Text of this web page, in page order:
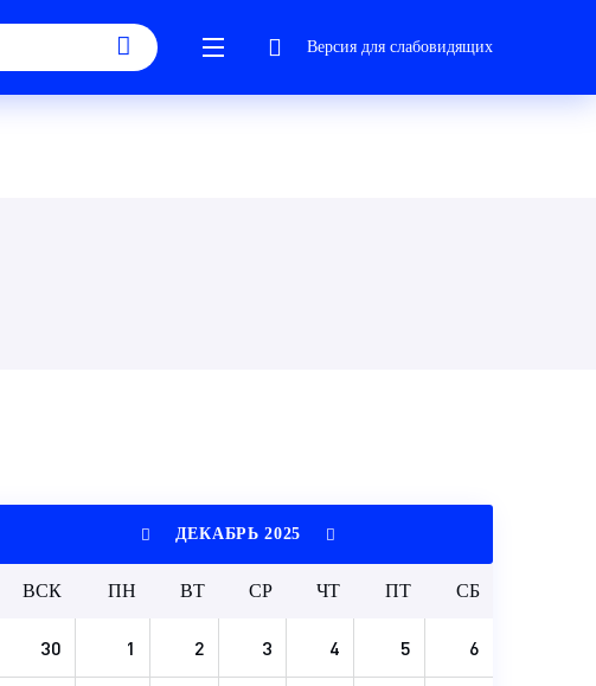
Версия для слабовидящих
ДЕКАБРЬ 2025
ВСК ПН ВТ СР ЧТ ПТ СБ
30 1 2 3 4 5 6